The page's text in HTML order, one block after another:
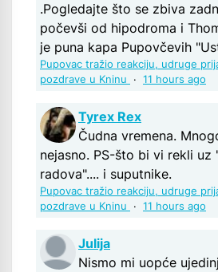
.Pogledajte što se zbiva
počevši od hipodroma i
je puna kapa Pupovčevih
Pupovac tražio reakciju, udruge
pozdrave u Kninu
· 11 hours ago
Tyrex Rex
Čudna vremena.
nejasno. PS-što bi vi rekli uz
radova".... i suputnike.
Pupovac tražio reakciju, udruge
pozdrave u Kninu
· 11 hours ago
Julija
Nismo mi uopće